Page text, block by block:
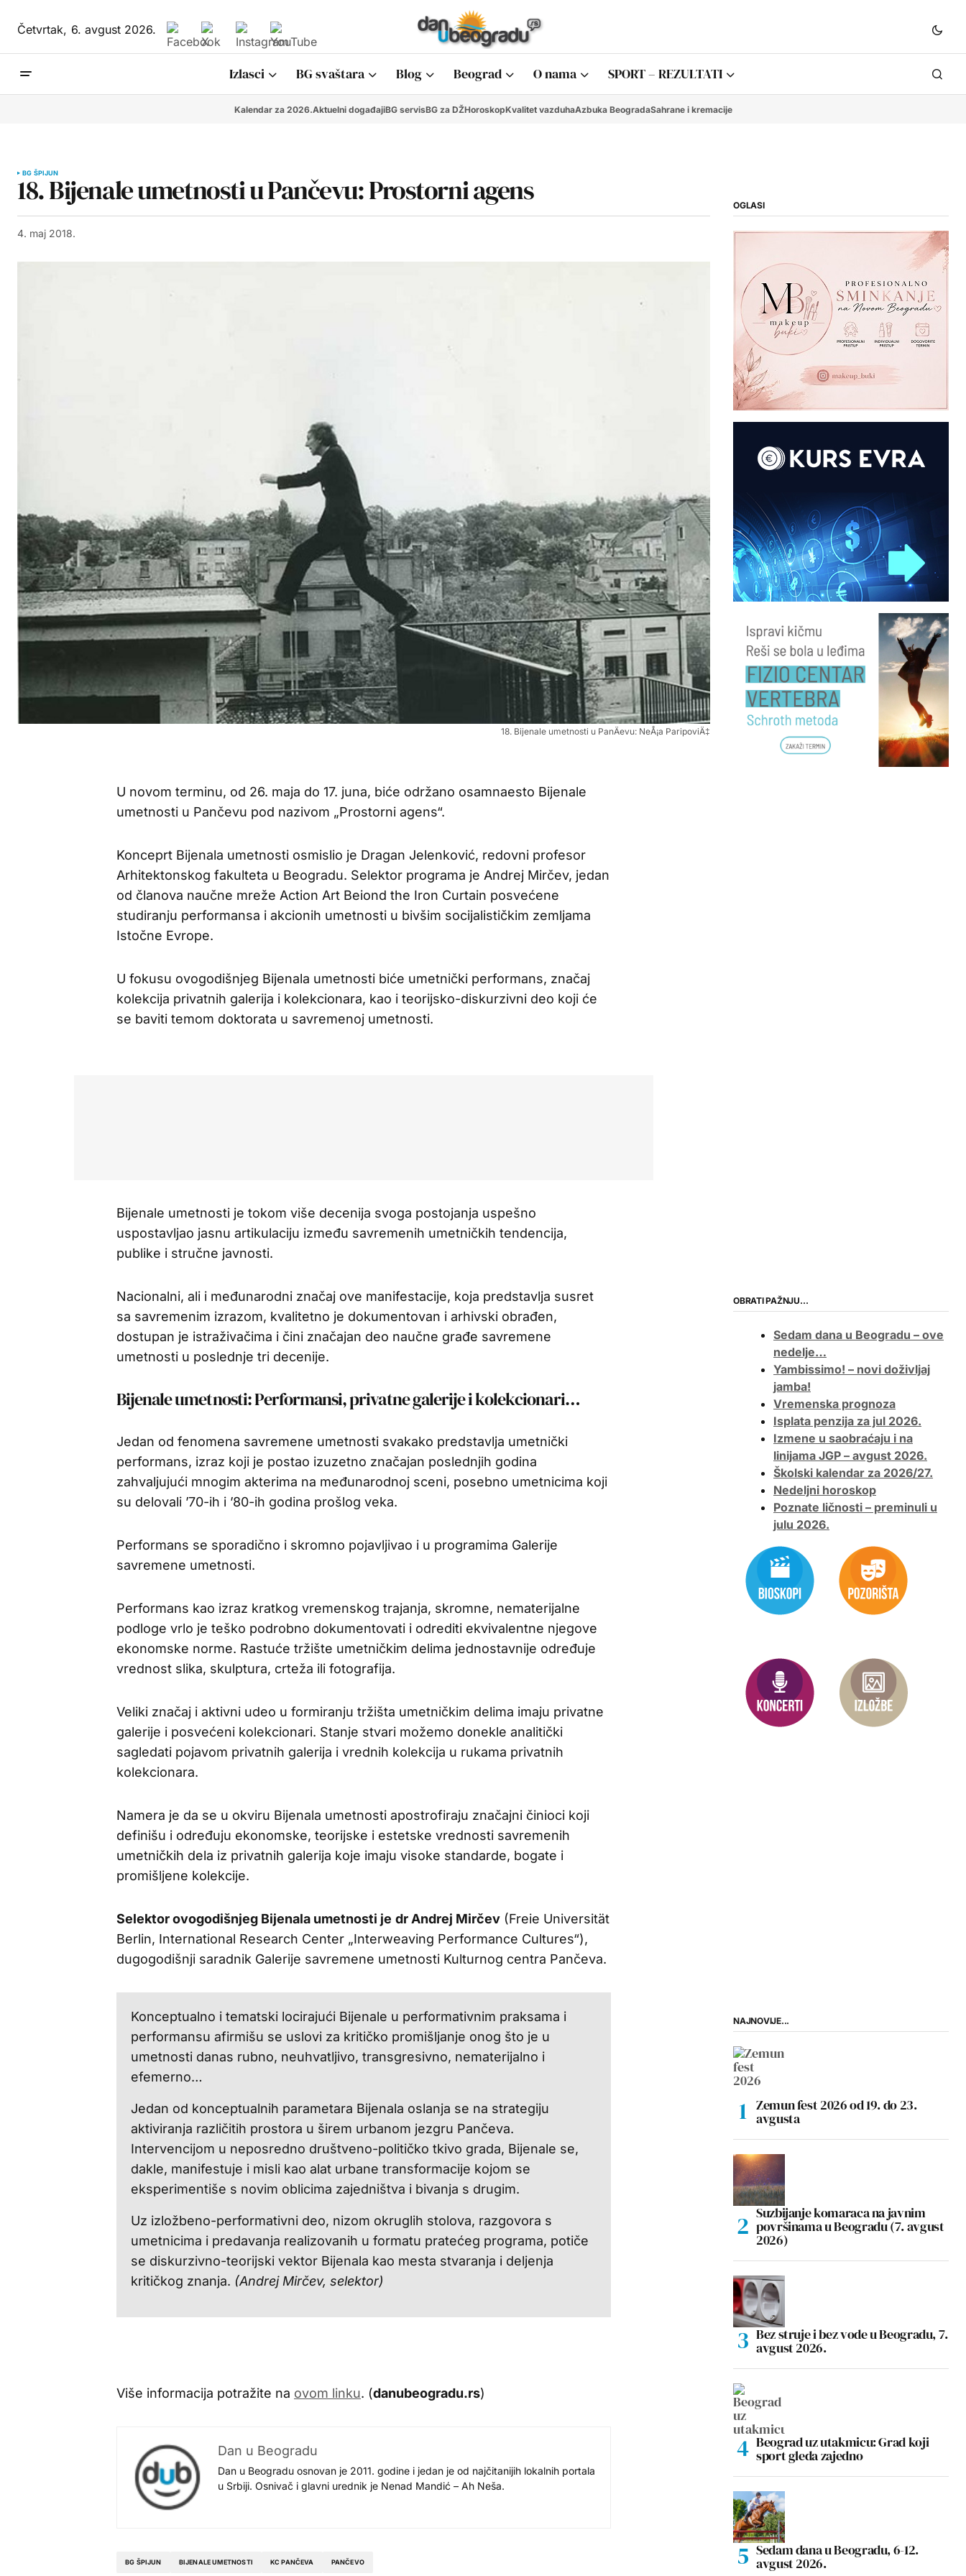
Četvrtak,6. avgust 2026.
Izlasci BG svaštara Blog Beograd O nama SPORT – REZULTATI
Kalendar za 2026.Aktuelni događajiBG servisBG za DŽHoroskopKvalitet vazduhaAzbuka BeogradaSahrane i kremacije
BG ŠPIJUN
18. Bijenale umetnosti u Pančevu: Prostorni agens
4. maj 2018.
18. Bijenale umetnosti u PanÄevu: NeÅ¡a ParipoviÄ‡
U novom terminu, od 26. maja do 17. juna, biće održano osamnaesto Bijenale
umetnosti u Pančevu pod nazivom „Prostorni agens“.
Konceprt Bijenala umetnosti osmislio je Dragan Jelenković, redovni profesor
Arhitektonskog fakulteta u Beogradu. Selektor programa je Andrej Mirčev, jedan
od članova naučne mreže Action Art Beiond the Iron Curtain posvećene
studiranju performansa i akcionih umetnosti u bivšim socijalističkim zemljama
Istočne Evrope.
U fokusu ovogodišnjeg Bijenala umetnosti biće umetnički performans, značaj
kolekcija privatnih galerija i kolekcionara, kao i teorijsko-diskurzivni deo koji će
se baviti temom doktorata u savremenoj umetnosti.
Bijenale umetnosti je tokom više decenija svoga postojanja uspešno
uspostavljao jasnu artikulaciju između savremenih umetničkih tendencija,
publike i stručne javnosti.
Nacionalni, ali i međunarodni značaj ove manifestacije, koja predstavlja susret
sa savremenim izrazom, kvalitetno je dokumentovan i arhivski obrađen,
dostupan je istraživačima i čini značajan deo naučne građe savremene
umetnosti u poslednje tri decenije.
Bijenale umetnosti: Performansi, privatne galerije i kolekcionari…
Jedan od fenomena savremene umetnosti svakako predstavlja umetnički
performans, izraz koji je postao izuzetno značajan poslednjih godina
zahvaljujući mnogim akterima na međunarodnoj sceni, posebno umetnicima koji
su delovali ’70-ih i ’80-ih godina prošlog veka.
Performans se sporadično i skromno pojavljivao i u programima Galerije
savremene umetnosti.
Performans kao izraz kratkog vremenskog trajanja, skromne, nematerijalne
podloge vrlo je teško podrobno dokumentovati i odrediti ekvivalentne njegove
ekonomske norme. Rastuće tržište umetničkim delima jednostavnije određuje
vrednost slika, skulptura, crteža ili fotografija.
Veliki značaj i aktivni udeo u formiranju tržišta umetničkim delima imaju privatne
galerije i posvećeni kolekcionari. Stanje stvari možemo donekle analitički
sagledati pojavom privatnih galerija i vrednih kolekcija u rukama privatnih
kolekcionara.
Namera je da se u okviru Bijenala umetnosti apostrofiraju značajni činioci koji
definišu i određuju ekonomske, teorijske i estetske vrednosti savremenih
umetničkih dela iz privatnih galerija koje imaju visoke standarde, bogate i
promišljene kolekcije.
Selektor ovogodišnjeg Bijenala umetnosti je dr Andrej Mirčev (Freie Universität
Berlin, International Research Center „Interweaving Performance Cultures“),
dugogodišnji saradnik Galerije savremene umetnosti Kulturnog centra Pančeva.
Konceptualno i tematski locirajući Bijenale u performativnim praksama i
performansu afirmišu se uslovi za kritičko promišljanje onog što je u
umetnosti danas rubno, neuhvatljivo, transgresivno, nematerijalno i
efemerno…
Jedan od konceptualnih parametara Bijenala oslanja se na strategiju
aktiviranja različitih prostora u širem urbanom jezgru Pančeva.
Intervencijom u neposredno društveno-političko tkivo grada, Bijenale se,
dakle, manifestuje i misli kao alat urbane transformacije kojom se
eksperimentiše s novim oblicima zajedništva i bivanja s drugim.
Uz izložbeno-performativni deo, nizom okruglih stolova, razgovora s
umetnicima i predavanja realizovanih u formatu pratećeg programa, potiče
se diskurzivno-teorijski vektor Bijenala kao mesta stvaranja i deljenja
kritičkog znanja. (Andrej Mirčev, selektor)
Više informacija potražite na ovom linku. (danubeogradu.rs)
Dan u Beogradu
Dan u Beogradu osnovan je 2011. godine i jedan je od najčitanijih lokalnih portala
u Srbiji. Osnivač i glavni urednik je Nenad Mandić – Ah Neša.
BG ŠPIJUN BIJENALE UMETNOSTI KC PANČEVA PANČEVO
OGLASI
OBRATI PAŽNJU…
Sedam dana u Beogradu – ove
nedelje…
Yambissimo! – novi doživljaj
jamba!
Vremenska prognoza
Isplata penzija za jul 2026.
Izmene u saobraćaju i na
linijama JGP – avgust 2026.
Školski kalendar za 2026/27.
Nedeljni horoskop
Poznate ličnosti – preminuli u
julu 2026.
NAJNOVIJE...
Zemun fest 2026 od 19. do 23.
avgusta
Suzbijanje komaraca na javnim
površinama u Beogradu (7. avgust
2026)
Bez struje i bez vode u Beogradu, 7.
avgust 2026.
Beograd uz utakmicu: Grad koji
sport gleda zajedno
Sedam dana u Beogradu, 6-12.
avgust 2026.